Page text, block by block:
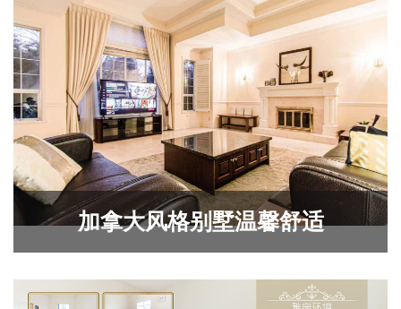
加拿大风格别墅温馨舒适